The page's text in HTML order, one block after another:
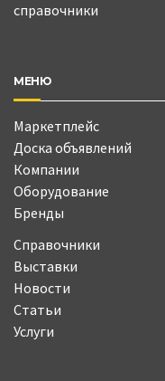
справочники
МЕНЮ
Маркетплейс
Доска объявлений
Компании
Оборудование
Бренды
Справочники
Выставки
Новости
Статьи
Услуги